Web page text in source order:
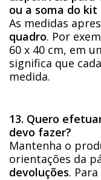
ou a soma do kit
As medidas
quadro. Por
60 x 40 cm, em
significa que
medida.
13. Quero
devo fazer?
Mantenha o
orientações da
devoluções.